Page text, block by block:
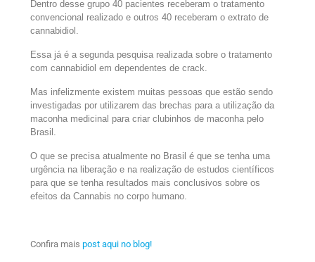
Dentro desse grupo 40 pacientes receberam o tratamento
convencional realizado e outros 40 receberam o extrato de
cannabidiol.
Essa já é a segunda pesquisa realizada sobre o tratamento
com cannabidiol em dependentes de crack.
Mas infelizmente existem muitas pessoas que estão sendo
investigadas por utilizarem das brechas para a utilização da
maconha medicinal para criar clubinhos de maconha pelo
Brasil.
O que se precisa atualmente no Brasil é que se tenha uma
urgência na liberação e na realização de estudos científicos
para que se tenha resultados mais conclusivos sobre os
efeitos da Cannabis no corpo humano.
Confira mais post aqui no blog!